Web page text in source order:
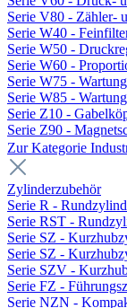
Serie V80 - Zähler-
Serie W40 -
Serie W50 -
Serie W60 -
Serie W75 -
Serie W85 -
Serie Z10 -
Serie Z90 -
Zur Kategorie
Zylinderzubehör
Serie R -
Serie RST -
Serie SZ -
Serie SZ -
Serie SZV -
Serie FZ -
Serie NZN -